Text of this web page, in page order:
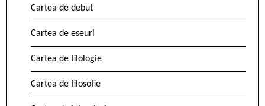
Cartea de debut
Cartea de eseuri
Cartea de filologie
Cartea de filosofie